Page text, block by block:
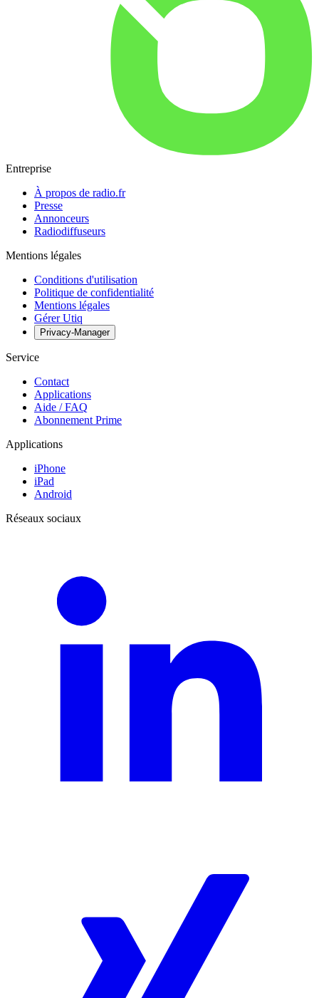
Entreprise
À propos de radio.fr
Presse
Annonceurs
Radiodiffuseurs
Mentions légales
Conditions d'utilisation
Politique de confidentialité
Mentions légales
Gérer Utiq
Privacy-Manager
Service
Contact
Applications
Aide / FAQ
Abonnement Prime
Applications
iPhone
iPad
Android
Réseaux sociaux